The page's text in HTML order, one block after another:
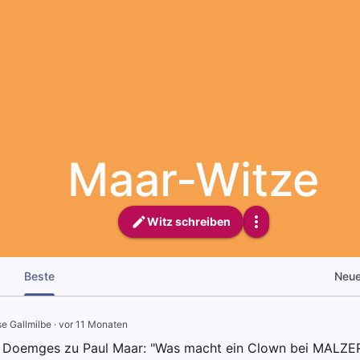
Maar-Witze
Witz schreiben
Beste
Gallmilbe· vor 11 Monaten
zu Paul Maar: "Was macht ein Clown bei